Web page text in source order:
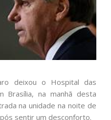
deixou o Hospital das
Brasília, na manhã desta
na unidade na noite de
sentir um desconforto.